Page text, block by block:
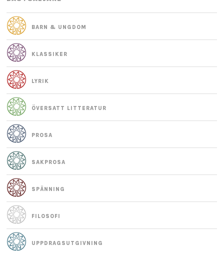
BARN & UNGDOM
KLASSIKER
LYRIK
ÖVERSATT LITTERATUR
PROSA
SAKPROSA
SPÄNNING
FILOSOFI
UPPDRAGS­UTGIVNING